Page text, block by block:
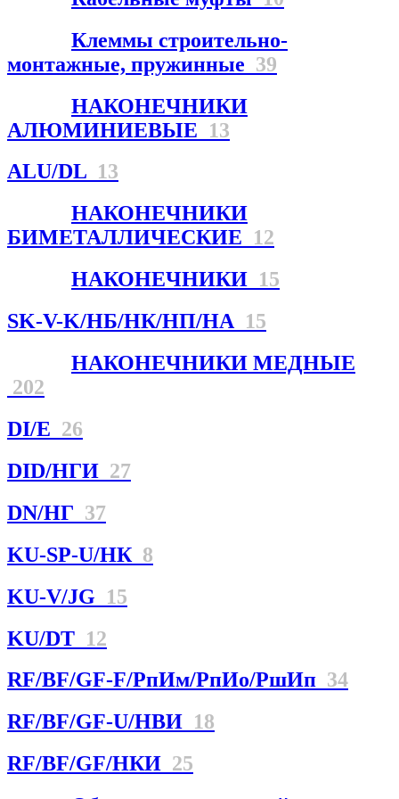
Клеммы строительно-
монтажные, пружинные 39
НАКОНЕЧНИКИ
АЛЮМИНИЕВЫЕ 13
ALU/DL 13
НАКОНЕЧНИКИ
БИМЕТАЛЛИЧЕСКИЕ 12
НАКОНЕЧНИКИ 15
SK-V-K/НБ/НК/НП/НА 15
НАКОНЕЧНИКИ МЕДНЫЕ
202
DI/E 26
DID/НГИ 27
DN/НГ 37
KU-SP-U/НК 8
KU-V/JG 15
KU/DT 12
RF/BF/GF-F/РпИм/РпИо/РшИп 34
RF/BF/GF-U/НBИ 18
RF/BF/GF/НКИ 25